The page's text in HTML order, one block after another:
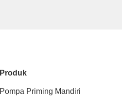
Produk
Pompa Priming Mandiri